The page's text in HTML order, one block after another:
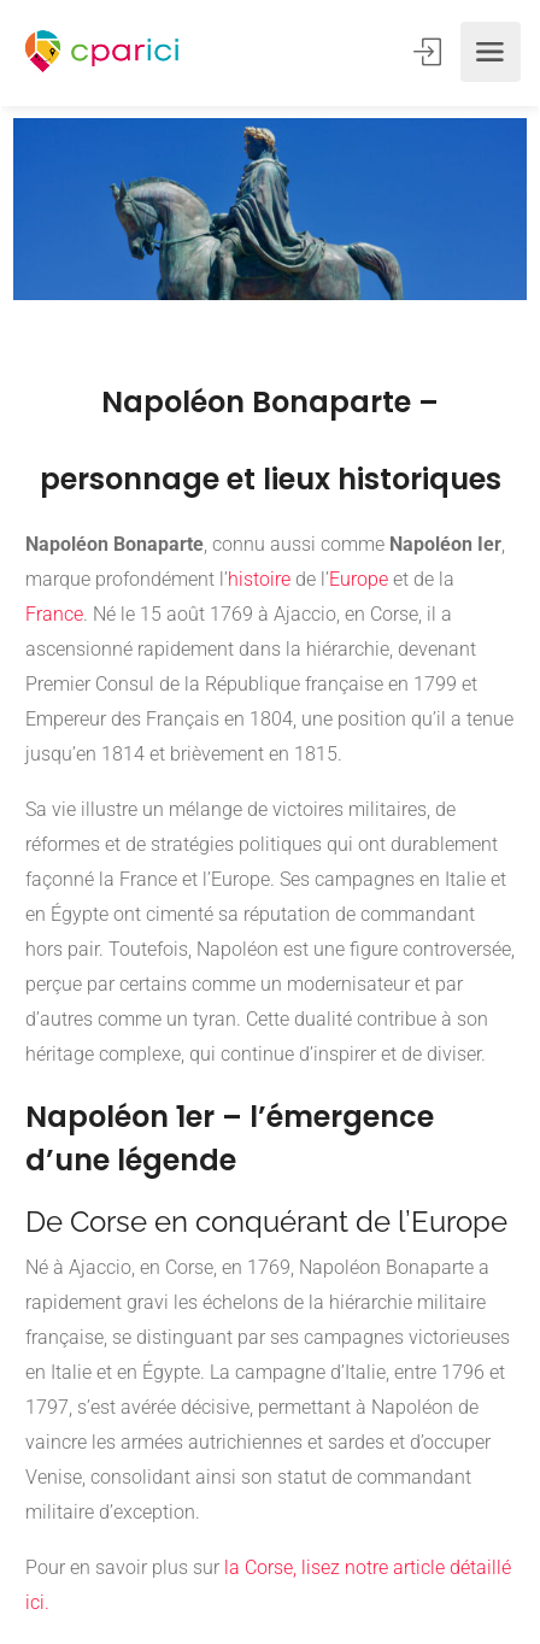
Napoléon Bonaparte –
personnage et lieux historiques
Napoléon Bonaparte , connu aussi comme Napoléon Ier
marque profondément l’histoire de l’Europe et de la
France . Né le 15 août 1769 à Ajaccio, en Corse, il a
ascensionné rapidement dans la hiérarchie, devenant
Premier Consul de la République française en 1799 et
Empereur des Français en 1804, une position qu’il a tenue
jusqu’en 1814 et brièvement en 1815.
Sa vie illustre un mélange de victoires militaires, de
réformes et de stratégies politiques qui ont durablement
façonné la France et l’Europe. Ses campagnes en Italie et
en Égypte ont cimenté sa réputation de commandant
hors pair. Toutefois, Napoléon est une figure controversée,
perçue par certains comme un modernisateur et par
d’autres comme un tyran. Cette dualité contribue à son
héritage complexe, qui continue d’inspirer et de diviser.
Napoléon 1er – l’émergence
d’une légende
De Corse en conquérant de l’Europe
Né à Ajaccio, en Corse, en 1769, Napoléon Bonaparte a
rapidement gravi les échelons de la hiérarchie militaire
française, se distinguant par ses campagnes victorieuses
en Italie et en Égypte. La campagne d’Italie, entre 1796 et
1797, s’est avérée décisive, permettant à Napoléon de
vaincre les armées autrichiennes et sardes et d’occuper
Venise, consolidant ainsi son statut de commandant
militaire d’exception.
Pour en savoir plus sur la Corse, lisez notre article détaillé
ici.